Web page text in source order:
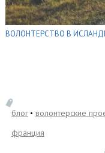
ВОЛОНТЕРСТВО В
блог волонтерские
франция